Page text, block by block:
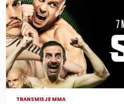
TRANSMISJE MMA